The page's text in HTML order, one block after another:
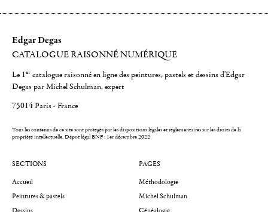
Edgar Degas
CATALOGUE RAISONNÉ NUMÉRIQUE
Le 1er catalogue raisonné en ligne des peintures, pastels et dessins d'Edgar
Degas par Michel Schulman, expert
75014 Paris - France
Tous les contenus de ce site sont protégés par les dispositions légales et réglementaires sur les droits de la
propriété intellectuelle.Dépot légal BNF : 1er décembre 2022
SECTIONS
Accueil
Peintures & pastels
PAGES
Méthodologie
Michel Schulman